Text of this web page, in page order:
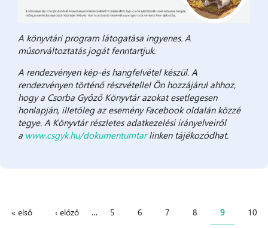
A könyvtári program látogatása ingyenes. A
műsorváltoztatás jogát fenntartjuk.
A rendezvényen kép-és hangfelvétel készül. A
rendezvényen történő részvétellel Ön hozzájárul ahhoz,
hogy a Csorba Győző Könyvtár azokat esetlegesen
honlapján, illetőleg az esemény Facebook oldalán közzé
tegye. A Könyvtár részletes adatkezelési irányelveiről
a www.csgyk.hu/dokumentumtarlinken tájékozódhat.
« első ‹ előző … 5 6 7 8 9
10